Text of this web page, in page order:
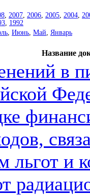
2007 2006 2005 2004
1992
Июнь Май Январь
Название
в
льгот и